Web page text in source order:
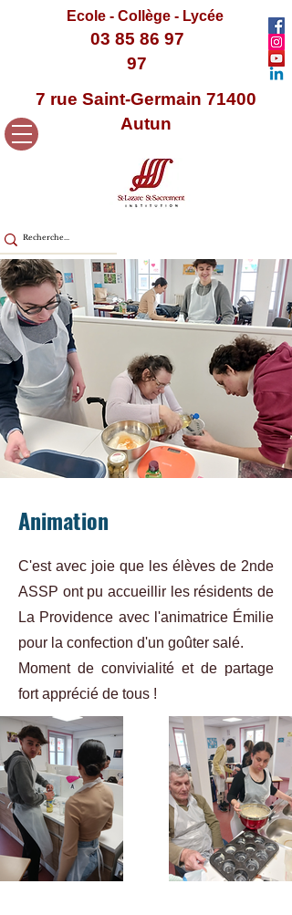
Ecole - Collège - Lycée
03 85 86 97
97
7 rue Saint-Germain 71400
Autun
Animation
C'est avec joie que les élèves de 2nde
ASSP ont pu accueillir les résidents de
La Providence avec l'animatrice Émilie
pour la confection d'un goûter salé.
Moment de convivialité et de partage
fort apprécié de tous !